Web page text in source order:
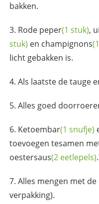
bakken.
Rode peper(1 stuk), ui
stuk) en champignons
licht gebakken is.
Als laatste de tauge
Alles goed
Ketoembar(1 snufje)
toevoegen tesamen
oestersaus(2 eetlepels).
Alles mengen met
verpakking).